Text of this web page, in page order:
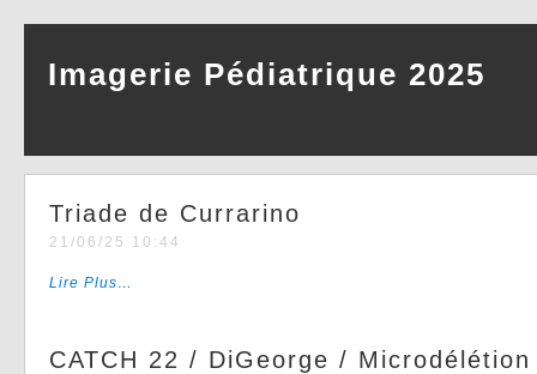
Imagerie Pédiatrique 2025
Triade de Currarino
21/06/25 10:44
Lire Plus…
CATCH 22 / DiGeorge / Microdélétion